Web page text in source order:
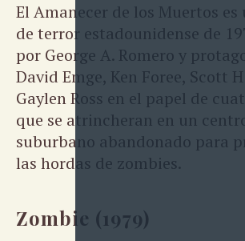
El Amanecer de los Muertos
de terror estadounidense de
por George A. Romero y
David Emge, Ken Foree, Scott
Gaylen Ross en el papel de
que se atrincheran en un
suburbano abandonado para
las hordas de zombies.
Zombie (1979)